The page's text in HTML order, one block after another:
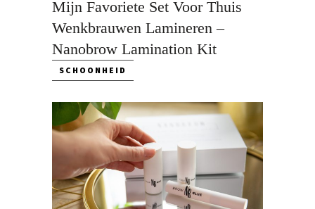
Mijn Favoriete Set Voor Thuis
Wenkbrauwen Lamineren –
Nanobrow Lamination Kit
SCHOONHEID